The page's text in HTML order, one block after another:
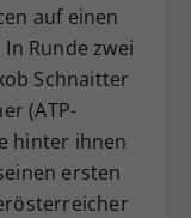
auf einen
Runde zwei
Schnaitter
(ATP-
hinter ihnen
ersten